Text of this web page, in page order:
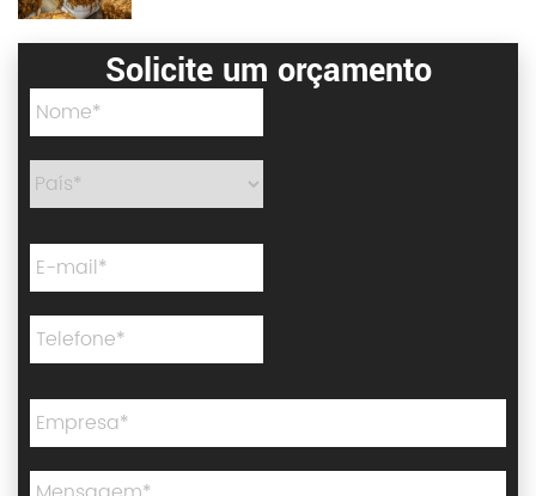
Solicite um orçamento